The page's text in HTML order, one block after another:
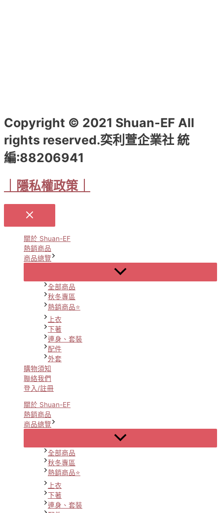
Copyright © 2021 Shuan-EF All
rights reserved.奕利萱企業社 統
編:88206941
｜隱私權政策｜
關於 Shuan-EF
熱銷商品
商品總覽
Menu
Toggle
全部商品
秋冬專區
熱銷商品⭐
上衣
下著
連身、套裝
配件
外套
購物須知
聯絡我們
登入/註冊
關於 Shuan-EF
熱銷商品
商品總覽
Menu
Toggle
全部商品
秋冬專區
熱銷商品⭐
上衣
下著
連身、套裝